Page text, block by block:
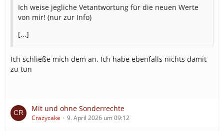
Ich weise jegliche Vetantwortung für die neuen Werte
von mir! (nur zur Info)
[...]
Ich schließe mich dem an. Ich habe ebenfalls nichts damit
zu tun
Mit und ohne Sonderrechte
Crazycake 9. April 2026 um 09:12